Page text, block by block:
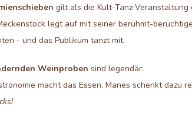
gilt als die Kult-Tanz-Veranstaltung
legt auf mit seiner berühmt-
- und das Publikum tanzt mit.
Weinproben sind legendär:
macht das Essen, Manes schenkt dazu